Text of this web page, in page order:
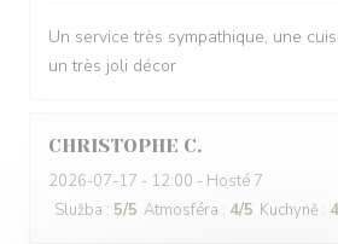
Un service très sympathique, une
un très joli décor
CHRISTOPHE C
2026-07-17 - 12:00 - Hosté 7
Služba : 5/5 Atmosféra : 4/5 Kuchyně : 4